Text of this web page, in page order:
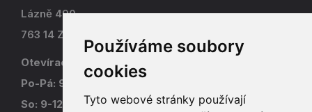
Používáme soubory
cookies
Tyto webové stránky používají
Lázně 490
763 14 Zlín - Kostelec
Otevírací doba
Po-Pá: 9-17
So: 9-12